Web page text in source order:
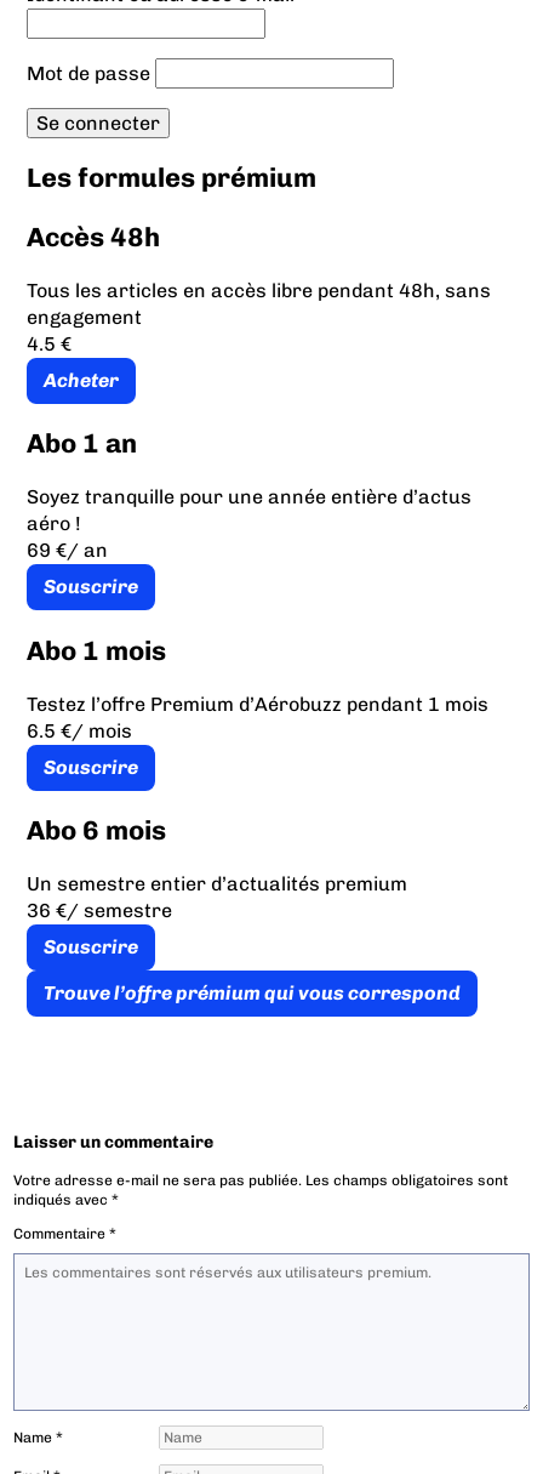
Mot de passe
Les formules prémium
Accès 48h
Tous les articles en accès libre pendant 48h, sans
engagement
4.5 €
Acheter
Abo 1 an
Soyez tranquille pour une année entière d’actus
aéro !
69 €/ an
Souscrire
Abo 1 mois
Testez l’offre Premium d’Aérobuzz pendant 1 mois
6.5 €/ mois
Souscrire
Abo 6 mois
Un semestre entier d’actualités premium
36 €/ semestre
Souscrire
Trouve l’offre prémium qui vous correspond
Laisser un commentaire
Votre adresse e-mail ne sera pas publiée. Les champs obligatoires sont
indiqués avec*
Commentaire*
Name*